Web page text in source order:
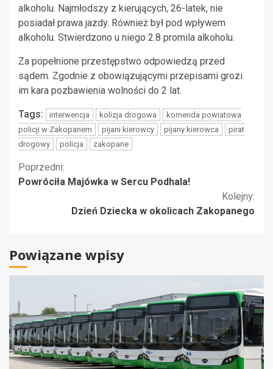
alkoholu. Najmłodszy z kierujących, 26-latek, nie
posiadał prawa jazdy. Również był pod wpływem
alkoholu. Stwierdzono u niego 2.8 promila alkoholu.
Za popełnione przestępstwo odpowiedzą przed
sądem. Zgodnie z obowiązującymi przepisami grozi
im kara pozbawienia wolności do 2 lat.
Tags: interwencja kolizja drogowa
komenda powiatowa
policji w Zakopanem
pijani kierowcy pijany kierowca
pirat
drogowy
policja zakopane
Kontynuuj
czytanie
Poprzedni:
Powróciła Majówka w Sercu Podhala!
Kolejny:
Dzień Dziecka w okolicach Zakopanego
Powiązane wpisy